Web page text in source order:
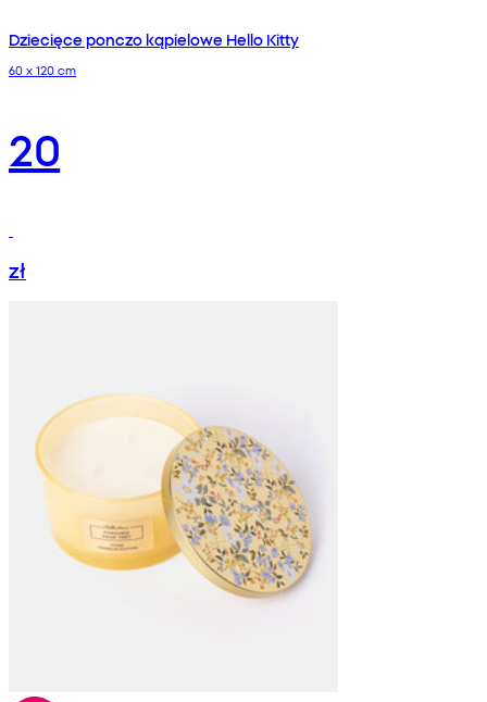
Dziecięce ponczo kąpielowe Hello Kitty
60 x 120 cm
20
zł